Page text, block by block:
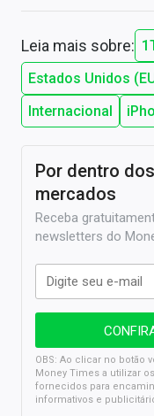
Leia mais sobre:
Estados Unidos
Internacional
Por dentro dos
mercados
Receba
newsletters do
OBS: Ao clicar no botão
Money Times a utilizar
fornecidos para
informativos e